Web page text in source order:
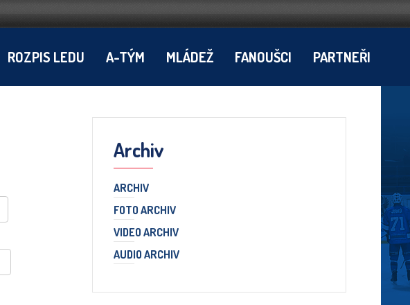
ROZPIS LEDU A-TÝM MLÁDEŽ FANOUŠCI PARTNEŘI
Archiv
ARCHIV
FOTO ARCHIV
VIDEO ARCHIV
AUDIO ARCHIV